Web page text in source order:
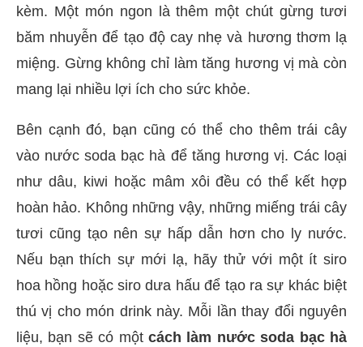
kèm. Một món ngon là thêm một chút gừng tươi
băm nhuyễn để tạo độ cay nhẹ và hương thơm lạ
miệng. Gừng không chỉ làm tăng hương vị mà còn
mang lại nhiều lợi ích cho sức khỏe.
Bên cạnh đó, bạn cũng có thể cho thêm trái cây
vào nước soda bạc hà để tăng hương vị. Các loại
như dâu, kiwi hoặc mâm xôi đều có thể kết hợp
hoàn hảo. Không những vậy, những miếng trái cây
tươi cũng tạo nên sự hấp dẫn hơn cho ly nước.
Nếu bạn thích sự mới lạ, hãy thử với một ít siro
hoa hồng hoặc siro dưa hấu để tạo ra sự khác biệt
thú vị cho món drink này. Mỗi lần thay đổi nguyên
liệu, bạn sẽ có một cách làm nước soda bạc hà